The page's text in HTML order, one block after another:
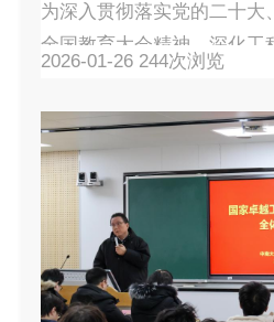
为深入贯彻落实党的二十大
全国教育大会精神，深化工
越工程师导师队伍建设，
中南大学国家卓越工程师学
南楼506举行导师座谈会。
院长赵中伟、副院长陈爱良
师代表70余人参加会议。会
持。会议伊始，赵中伟院士
在学院初创阶段的辛勤付出
国家卓越工程师学院...
2026-01-26 244次浏览